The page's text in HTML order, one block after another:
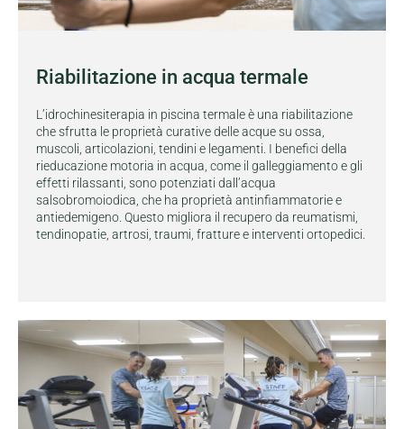
Riabilitazione in acqua termale
L’idrochinesiterapia in piscina termale è una riabilitazione
che sfrutta le proprietà curative delle acque su ossa,
muscoli, articolazioni, tendini e legamenti. I benefici della
rieducazione motoria in acqua, come il galleggiamento e gli
effetti rilassanti, sono potenziati dall’acqua
salsobromoiodica, che ha proprietà antinfiammatorie e
antiedemigeno. Questo migliora il recupero da reumatismi,
tendinopatie, artrosi, traumi, fratture e interventi ortopedici.